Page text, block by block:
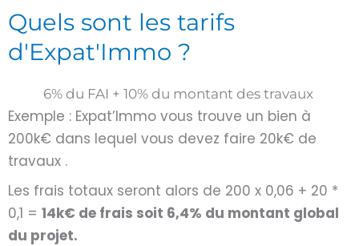
Quels sont les tarifs
d'Expat'Immo ?
6% du FAI + 10% du montant des travaux
Exemple : Expat’Immo vous trouve un bien à
200k€ dans lequel vous devez faire 20k€ de
travaux .
Les frais totaux seront alors de 200 x 0,06 + 20 *
0,1 = 14k€ de frais soit 6,4% du montant global
du projet.